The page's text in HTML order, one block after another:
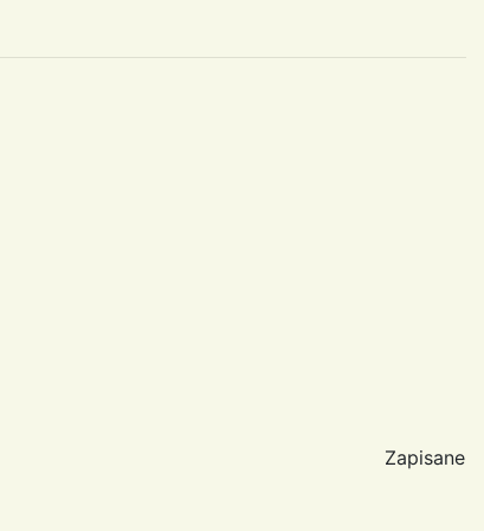
Zapisane